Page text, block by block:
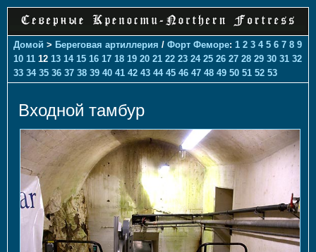
Домой > Береговая артиллерия / Форт Феморе: 1 2 3 4 5 6 7 8 9
10 11 12 13 14 15 16 17 18 19 20 21 22 23 24 25 26 27 28 29 30 31 32
33 34 35 36 37 38 39 40 41 42 43 44 45 46 47 48 49 50 51 52 53
Входной тамбур